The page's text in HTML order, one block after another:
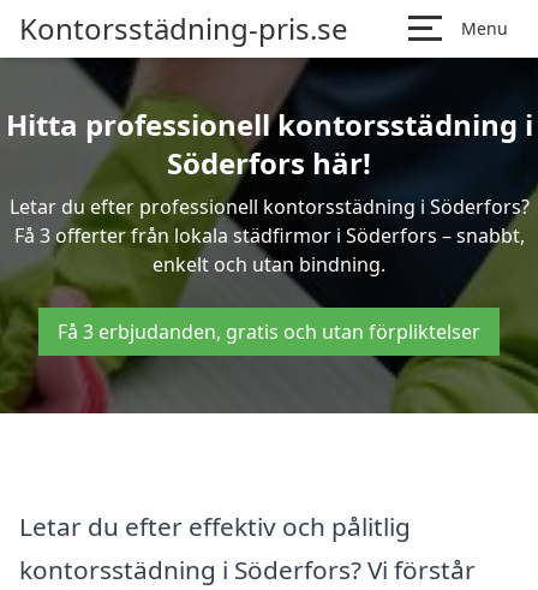
Kontorsstädning-pris.se Menu
Hitta professionell kontorsstädning i
Söderfors här!
Letar du efter professionell kontorsstädning i Söderfors?
Få 3 offerter från lokala städfirmor i Söderfors – snabbt,
enkelt och utan bindning.
Få 3 erbjudanden, gratis och utan förpliktelser
Letar du efter effektiv och pålitlig
kontorsstädning i Söderfors? Vi förstår